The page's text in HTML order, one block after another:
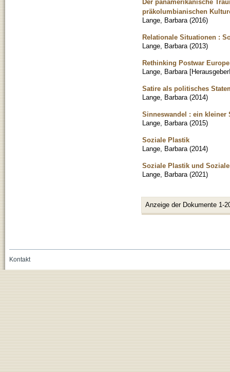
Der panamerikanische
präkolumbianischen
Lange, Barbara (2016)
Relationale Situationen :
Lange, Barbara (2013)
Rethinking Postwar
Lange, Barbara
Satire als politisches
Lange, Barbara (2014)
Sinneswandel : ein kleiner
Lange, Barbara (2015)
Soziale Plastik
Lange, Barbara (2014)
Soziale Plastik und
Lange, Barbara (2021)
Anzeige der Dokumente 1-
Kontakt